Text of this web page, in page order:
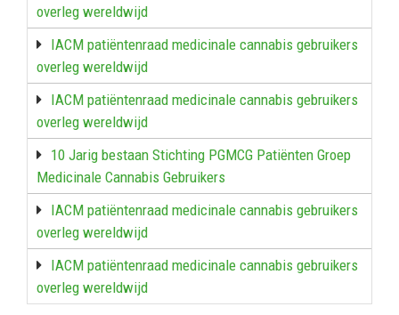
overleg wereldwijd
IACM patiëntenraad medicinale cannabis gebruikers
overleg wereldwijd
IACM patiëntenraad medicinale cannabis gebruikers
overleg wereldwijd
10 Jarig bestaan Stichting PGMCG Patiënten Groep
Medicinale Cannabis Gebruikers
IACM patiëntenraad medicinale cannabis gebruikers
overleg wereldwijd
IACM patiëntenraad medicinale cannabis gebruikers
overleg wereldwijd